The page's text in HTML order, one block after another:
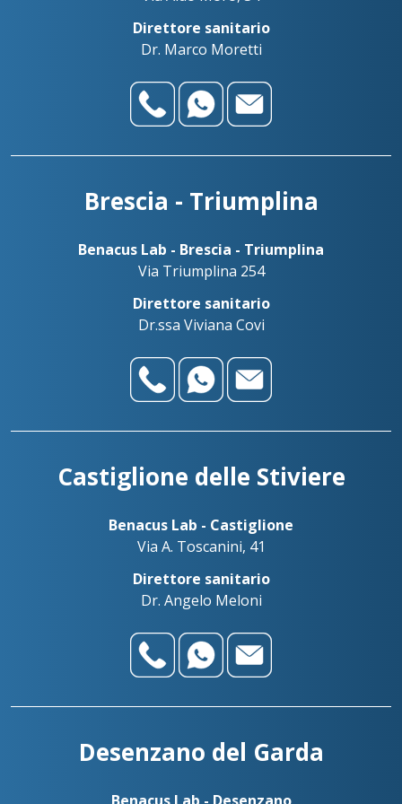
Benacus Lab - Palazzolo - Via Firenze 103
palazzolo@benacuslab.com
Benacus Lab - Salò - P. le Martirti della Libertà 13
Benadent - Le Vele - Studio dentistico
+393783042989
Palazzolo s/O - San Pancrazio
+39030738499
Direttore sanitario
Dr. Marco Moretti
Brescia - Triumplina
Benacus Lab - Brescia - Triumplina
Via Triumplina 254
Direttore sanitario
Dr.ssa Viviana Covi
Castiglione delle Stiviere
Benacus Lab - Castiglione
Via A. Toscanini, 41
Direttore sanitario
Dr. Angelo Meloni
Desenzano del Garda